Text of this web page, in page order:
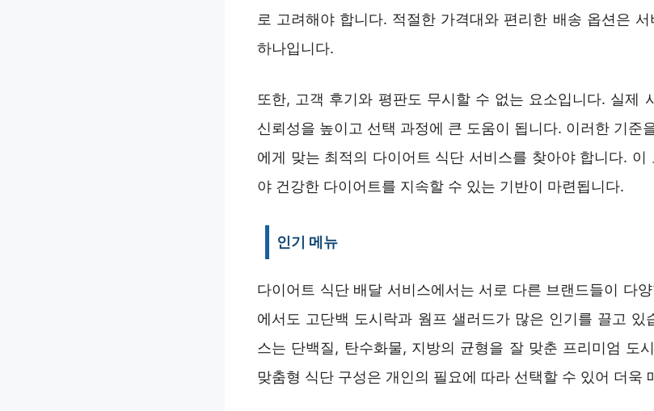
로 고려해야 합니다. 적절한 가격대와 편리한 배송 옵션은
하나입니다.
또한, 고객 후기와 평판도 무시할 수 없는 요소입니다. 실제
신뢰성을 높이고 선택 과정에 큰 도움이 됩니다. 이러한 기준
에게 맞는 최적의 다이어트 식단 서비스를 찾아야 합니다. 이
야 건강한 다이어트를 지속할 수 있는 기반이 마련됩니다.
인기 메뉴
다이어트 식단 배달 서비스에서는 서로 다른 브랜드들이 다
에서도 고단백 도시락과 웜프 샐러드가 많은 인기를 끌고 있
스는 단백질, 탄수화물, 지방의 균형을 잘 맞춘 프리미엄 도
맞춤형 식단 구성은 개인의 필요에 따라 선택할 수 있어 더욱